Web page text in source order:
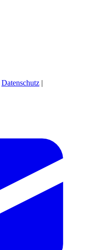
Datenschutz |